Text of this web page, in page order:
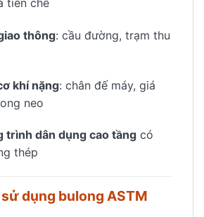
thông: cầu đường, trạm thu
khí nặng: chân đế máy, giá
neo
trình dân dụng cao tầng có
thép
dụng bulong ASTM